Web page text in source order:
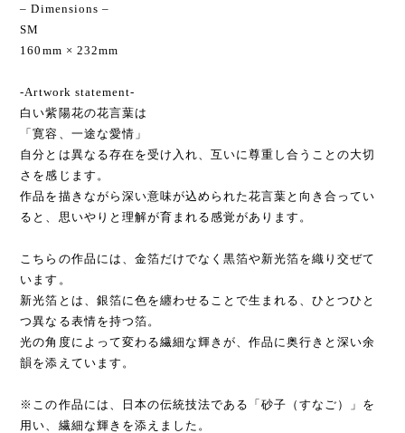
– Dimensions –
SM
160mm × 232mm
-Artwork statement-
白い紫陽花の花言葉は
「寛容、一途な愛情」
自分とは異なる存在を受け入れ、互いに尊重し合うことの大切
さを感じます。
作品を描きながら深い意味が込められた花言葉と向き合ってい
ると、思いやりと理解が育まれる感覚があります。
こちらの作品には、金箔だけでなく黒箔や新光箔を織り交ぜて
います。
新光箔とは、銀箔に色を纏わせることで生まれる、ひとつひと
つ異なる表情を持つ箔。
光の角度によって変わる繊細な輝きが、作品に奥行きと深い余
韻を添えています。
※この作品には、日本の伝統技法である「砂子（すなご）」を
用い、繊細な輝きを添えました。